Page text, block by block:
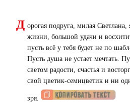
Д орогая подруга, милая
жизни, большой удачи и
пусть всё у тебя будет не по
Пусть душа не устает мечтать.
светом радости, счастья и
свой цветик-семицветик и ни
зря.